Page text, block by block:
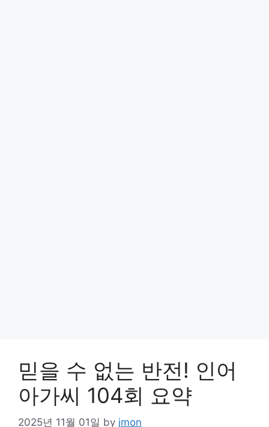
믿을 수 없는 반전! 인어
아가씨 104회 요약
2025년 11월 01일 by jmon